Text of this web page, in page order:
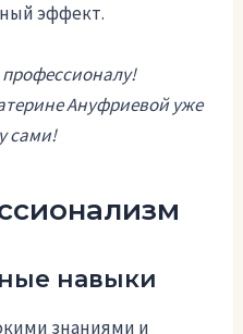
эффект.
профессионалу!
Ануфриевой уже
сами!
навыки
знаниями и